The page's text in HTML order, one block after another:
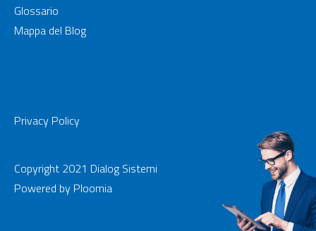
Glossario
Mappa del Blog
Privacy Policy
Copyright 2021 Dialog Sistemi
Powered by Ploomia